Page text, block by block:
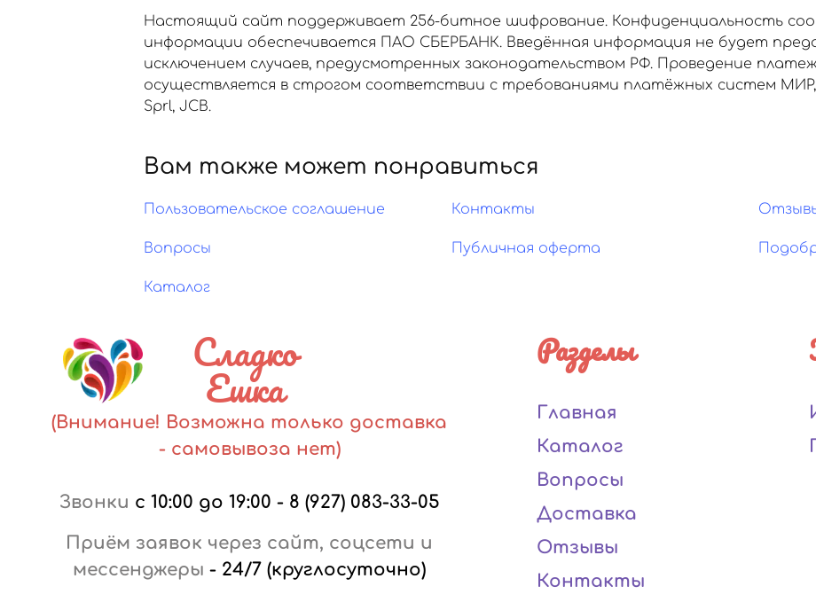
Настоящий сайт поддерживает 256-битное шифрование. Конфиденциальность
информации обеспечивается ПАО СБЕРБАНК. Введённая информация не будет
исключением случаев, предусмотренных законодательством РФ. Проведение
осуществляется в строгом соответствии с требованиями платёжных систем МИР,
Sprl, JCB.
Вам также может понравиться
Пользовательское соглашение Контакты
Вопросы Публичная оферта
Каталог
Сладко
Ешка
(Внимание! Возможна только доставка
- самовывоза нет)
Звонки с 10:00 до 19:00 - 8 (927) 083-33-05
Приём заявок через сайт, соцсети и
мессенджеры - 24/7 (круглосуточно)
Разделы
Главная
Каталог
Вопросы
Доставка
Отзывы
Контакты